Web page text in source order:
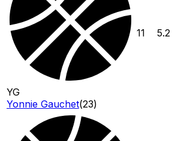
YG
Yonnie Gauchet(23)
11 5.2